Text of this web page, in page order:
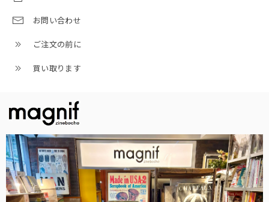
お問い合わせ
ご注文の前に
買い取ります